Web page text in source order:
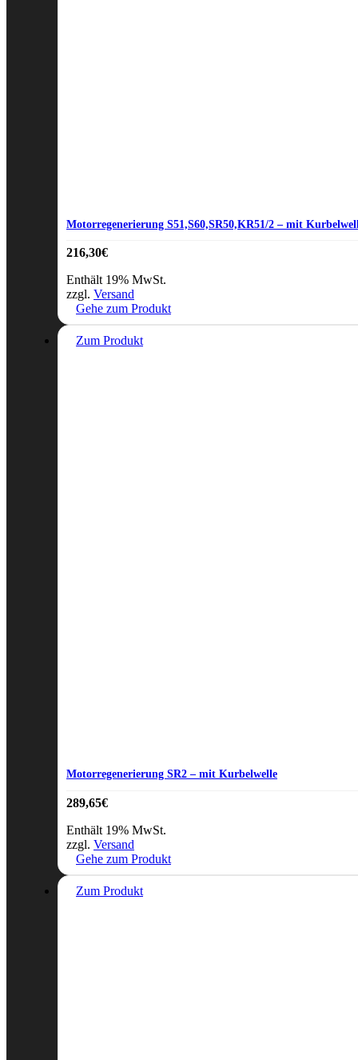
Motorregenerierung S51,S60,SR50,KR51/2 – mit
216,30€
Enthält 19% MwSt.
zzgl. Versand
Gehe zum Produkt
Zum Produkt
Motorregenerierung SR2 – mit Kurbelwelle
289,65€
Enthält 19% MwSt.
zzgl. Versand
Gehe zum Produkt
Zum Produkt